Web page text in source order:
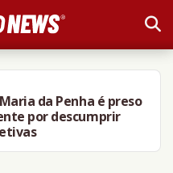
da Penha é preso
por descumprir